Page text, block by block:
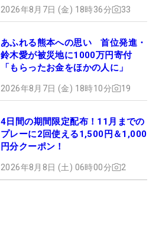
2026年8月7日 (金) 18時36分 33
あふれる熊本への思い 首位発進・
鈴木愛が被災地に1000万円寄付
「もらったお金をほかの人に」
2026年8月7日 (金) 18時10分 19
4日間の期間限定配布！11月までの
プレーに2回使える1,500円＆1,000
円分クーポン！
2026年8月8日 (土) 06時00分 2